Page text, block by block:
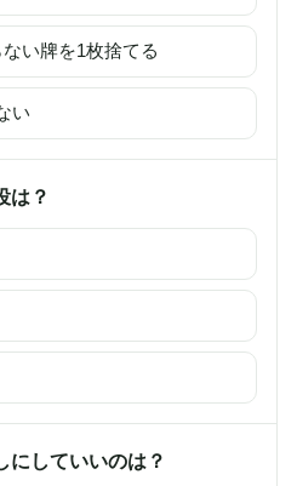
い牌を1枚捨てる
い
は？
にしていいのは？